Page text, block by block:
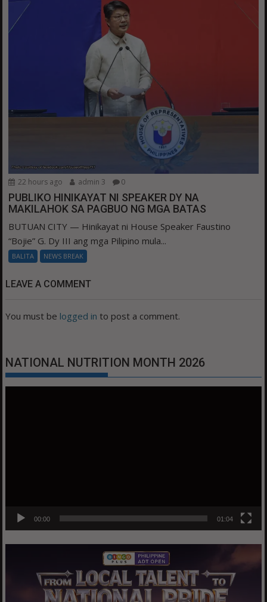
22 hours ago admin 3 0
PUBLIKO HINIKAYAT NI SPEAKER DY NA
MAKILAHOK SA PAGBUO NG MGA BATAS
BUTUAN CITY — Hinikayat ni House Speaker Faustino
“Bojie” G. Dy III ang mga Pilipino mula...
BALITA NEWS BREAK
LEAVE A COMMENT
You must be logged in to post a comment.
NATIONAL NUTRITION MONTH 2026
00:00 01:04